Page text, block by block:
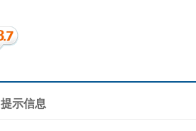
提示信息